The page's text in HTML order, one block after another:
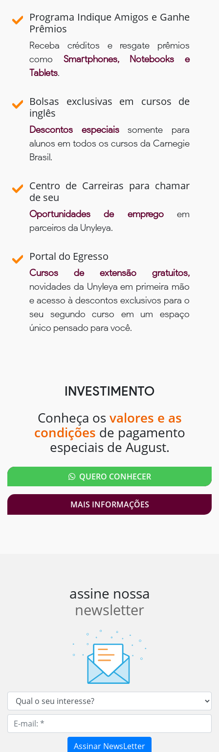
Programa Indique Amigos e Ganhe
Prêmios
Receba créditos e resgate prêmios
como Smartphones, Notebooks e
Tablets.
Bolsas exclusivas em cursos de
inglês
Descontos especiaissomente para
alunos em todos os cursos da Carnegie
Brasil.
Centro de Carreiras para chamar
de seu
Oportunidades de empregoem
parceiros da Unyleya.
Portal do Egresso
Cursos de extensão gratuitos,
novidades da Unyleya em primeira mão
e acesso à descontos exclusivos para o
seu segundo curso em um espaço
único pensado para você.
INVESTIMENTO
Conheça os valores e as
condições de pagamento
especiais de August.
QUERO CONHECER
MAIS INFORMAÇÕES
assine nossa
newsletter